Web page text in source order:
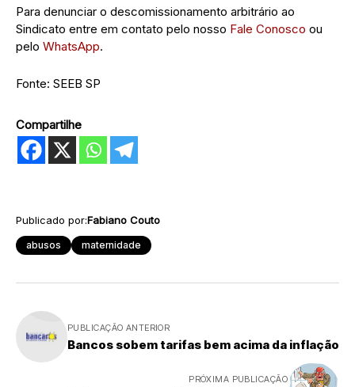
Para denunciar o descomissionamento arbitrário ao
Sindicato entre em contato pelo nosso Fale Conosco ou
pelo WhatsApp.
Fonte: SEEB SP
Compartilhe
Publicado por:Fabiano Couto
abusos maternidade
PUBLICAÇÃO ANTERIOR
Bancos sobem tarifas bem acima da inflação
PRÓXIMA PUBLICAÇÃO